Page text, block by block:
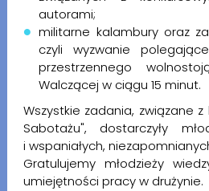
autorami;
militarne kalambury oraz
czyli wyzwanie
przestrzennego
Walczącej w ciągu 15 minut.
Wszystkie zadania, związane z
Sabotażu", dostarczyły
i wspaniałych,
Gratulujemy młodzieży
umiejętności pracy w drużynie.